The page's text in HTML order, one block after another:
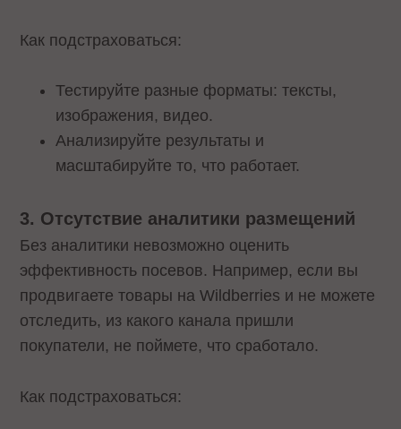
Как подстраховаться:
Тестируйте разные форматы: тексты,
изображения, видео.
Анализируйте результаты и
масштабируйте то, что работает.
3. Отсутствие аналитики размещений
Без аналитики невозможно оценить
эффективность посевов. Например, если вы
продвигаете товары на Wildberries и не можете
отследить, из какого канала пришли
покупатели, не поймете, что сработало.
Как подстраховаться: